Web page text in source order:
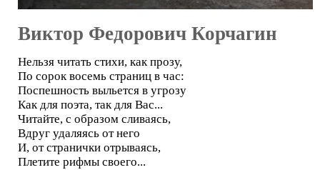
Виктор Федорович Корчагин
Нельзя читать стихи, как прозу,
По сорок восемь страниц в час:
Поспешность выльется в угрозу
Как для поэта, так для Вас...
Читайте, с образом сливаясь,
Вдруг удаляясь от него
И, от странички отрываясь,
Плетите рифмы своего...